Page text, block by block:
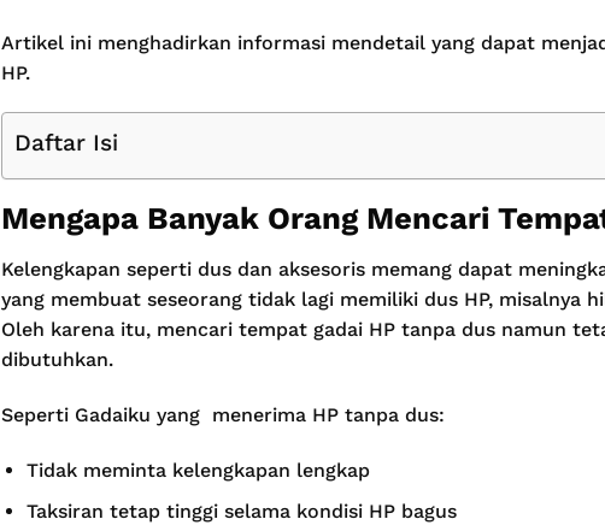
Artikel ini menghadirkan informasi mendetail yang dapat
HP.
Daftar Isi
Mengapa Banyak Orang Mencari
Kelengkapan seperti dus dan aksesoris memang dapat
yang membuat seseorang tidak lagi memiliki dus HP, misalnya
Oleh karena itu, mencari tempat gadai HP tanpa dus namun
dibutuhkan.
Seperti Gadaiku yang menerima HP tanpa dus:
Tidak meminta kelengkapan lengkap
Taksiran tetap tinggi selama kondisi HP bagus